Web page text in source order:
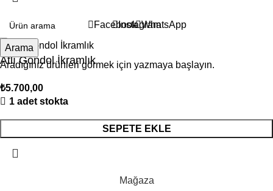
Arama
Aradığınız ürünleri görmek için yazmaya başlayın.
FacebookInstagramWhatsApp
Atlı Gondol İkramlık
₺5.700,00
1 adet stokta
SEPETE EKLE
Mağaza